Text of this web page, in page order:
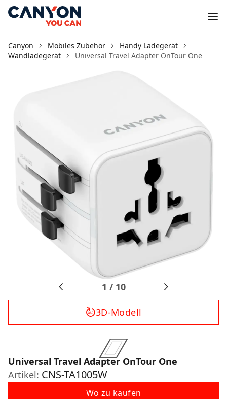
Canyon Mobiles Zubehör
Handy Ladegerät
Wandladegerät
Universal Travel Adapter OnTour One
1 / 10
3D-Modell
Universal Travel Adapter OnTour One
Artikel: CNS-TA1005W
Wo zu kaufen